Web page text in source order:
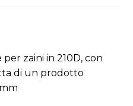
zaini in 210D, con
di un prodotto